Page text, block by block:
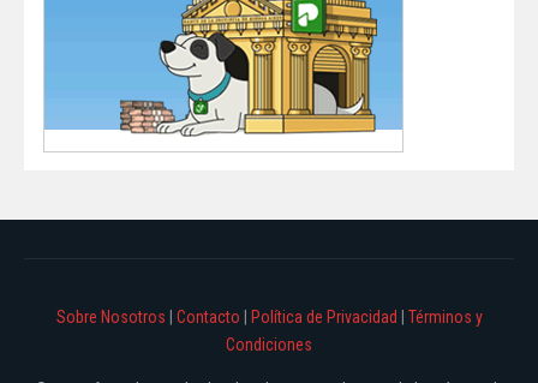
Sobre Nosotros Contacto Política de Privacidad
Términos y
Condiciones